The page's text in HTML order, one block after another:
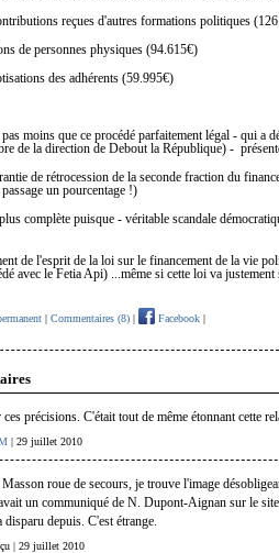
reçues d'autres formations politiques
de personnes physiques (94.615€)
des adhérents (59.995€)
moins que ce procédé parfaitement légal - qui a
de la direction de Debout la République) -
de rétrocession de la seconde fraction du
un pourcentage !)
complète puisque - véritable scandale
de l'esprit de la loi sur le financement de la vie
avec le Fetia Api) ...même si cette loi va
| Commentaires (8) | Facebook |
précisions. C'était tout de même étonnant cette
| 29 juillet 2010
roue de secours, je trouve l'image
un communiqué de N. Dupont-Aignan sur le
depuis. C'est étrange.
| 29 juillet 2010